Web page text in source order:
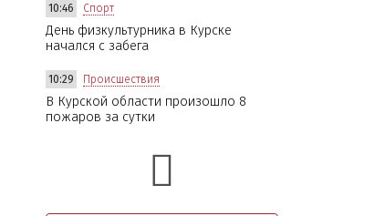
10:46 Спорт
День физкультурника в Курске
начался с забега
10:29 Происшествия
В Курской области произошло 8
пожаров за сутки